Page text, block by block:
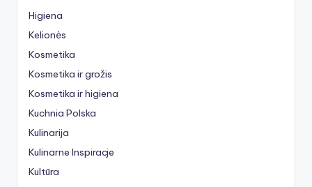
Higiena
Kelionės
Kosmetika
Kosmetika ir grožis
Kosmetika ir higiena
Kuchnia Polska
Kulinarija
Kulinarne Inspiracje
Kultūra